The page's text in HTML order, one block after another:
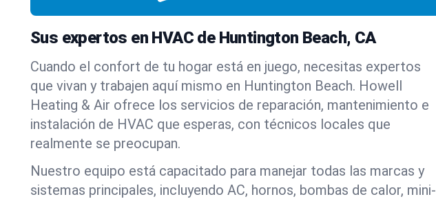
Sus expertos en HVAC de Huntington Beach, CA
Cuando el confort de tu hogar está en juego, necesitas expertos
que vivan y trabajen aquí mismo en Huntington Beach. Howell
Heating & Air ofrece los servicios de reparación, mantenimiento e
instalación de HVAC que esperas, con técnicos locales que
realmente se preocupan.
Nuestro equipo está capacitado para manejar todas las marcas y
sistemas principales, incluyendo AC, hornos, bombas de calor, mini-